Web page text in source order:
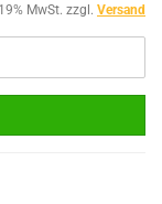
MwSt. zzgl. Versand